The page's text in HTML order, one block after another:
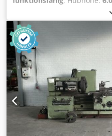
Zustand, inkl.
Unterflasche, Elektrik 400/
Kranfahrt etc.! !Vorteil Keine
Craneset lieferbar Crsdpfx